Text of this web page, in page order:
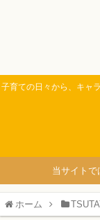
子育ての日々から、キャ
当サイト
ホーム